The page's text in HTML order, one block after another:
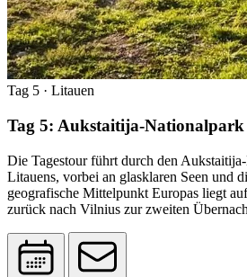
Tag 5 · Litauen
Tag 5: Aukstaitija-Nationalpark
Die Tagestour führt durch den
Litauens, vorbei an glasklaren Seen und
geografische Mittelpunkt Europas liegt
zurück nach Vilnius zur zweiten